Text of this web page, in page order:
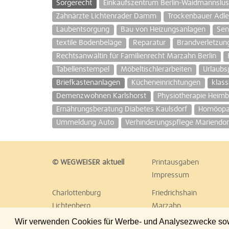
Wir verwenden Cookies für Werbe- und Analysezwecke
Sorgerecht
Einkaufszentrum Berlin-
Zahnärzte Lichtenrader Damm
Trockenbauer
Laubentsorgung
Bau von Heizungsanlagen
textile Bodenbeläge
Reparatur
Rechtsanwältin für Familienrecht Marzahn Berlin
Tabellenstempel
Möbeltischlerarbeiten
Briefkastenanlagen
Kücheneinrichtungen
Demenzwohnen Karlshorst
Physiotherapie
Ernährungsberatung Diabetes Kaulsdorf
Ummeldung Auto
Verhinderungspflege
© WEGWEISER aktuell Printausgaben
Impressum
Charlottenburg Friedrichshain
Lichtenberg
Marzahn
Reinickendorf
Schöneberg